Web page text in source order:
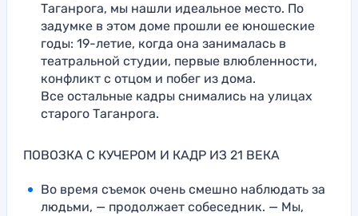
Таганрога, мы нашли идеальное место. По
задумке в этом доме прошли ее юношеские
годы: 19-летие, когда она занималась в
театральной студии, первые влюбленности,
конфликт с отцом и побег из дома.
Все остальные кадры снимались на улицах
старого Таганрога.
ПОВОЗКА С КУЧЕРОМ И КАДР ИЗ 21 ВЕКА
Во время съемок очень смешно наблюдать за
людьми, — продолжает собеседник. — Мы,